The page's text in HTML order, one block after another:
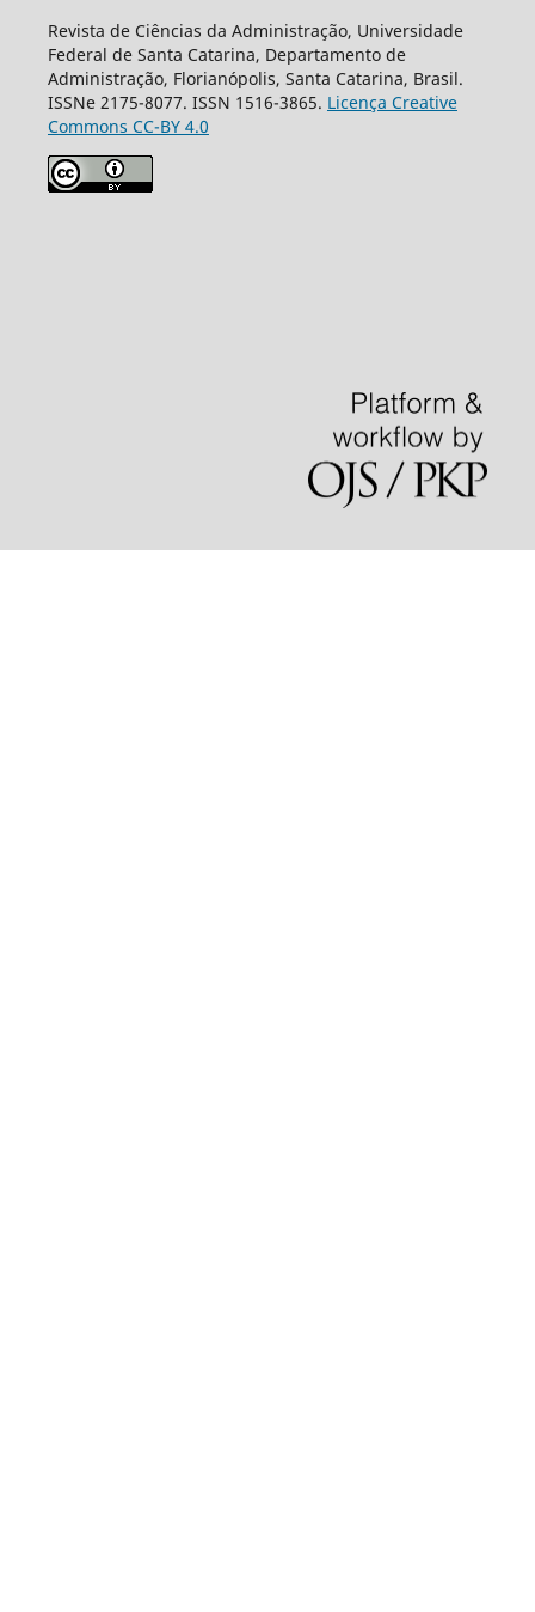
Revista de Ciências da Administração, Universidade
Federal de Santa Catarina, Departamento de
Administração, Florianópolis, Santa Catarina, Brasil.
ISSNe 2175-8077. ISSN 1516-3865. Licença Creative
Commons CC-BY 4.0